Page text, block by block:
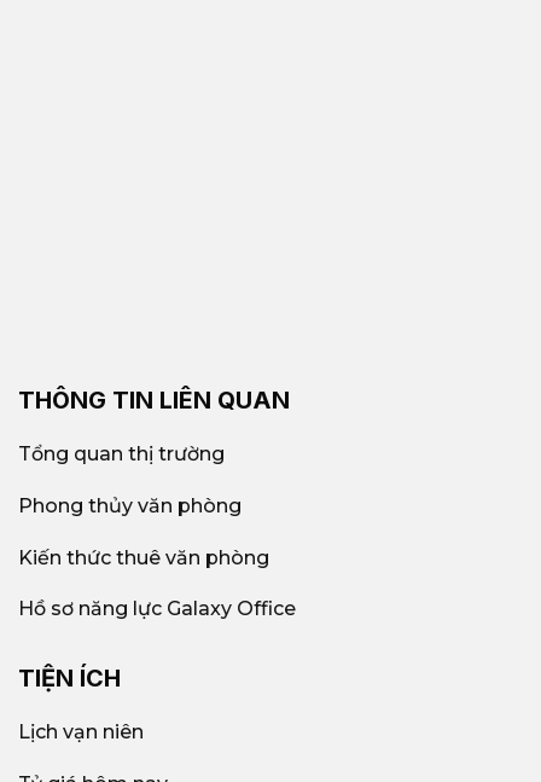
THÔNG TIN LIÊN QUAN
Tổng quan thị trường
Phong thủy văn phòng
Kiến thức thuê văn phòng
Hồ sơ năng lực Galaxy Office
TIỆN ÍCH
Lịch vạn niên